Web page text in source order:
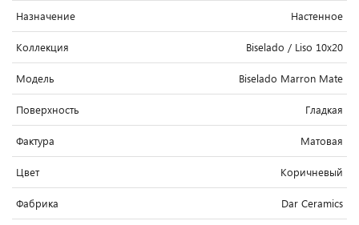
Назначение Настенное
Коллекция Biselado / Liso 10x20
Модель Biselado Marron Mate
Поверхность Гладкая
Фактура Матовая
Цвет Коричневый
Фабрика Dar Ceramics